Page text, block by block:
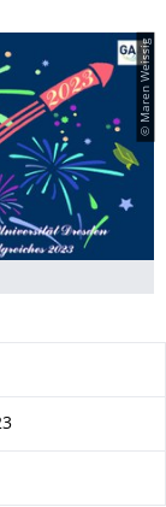
© Maren Weissig